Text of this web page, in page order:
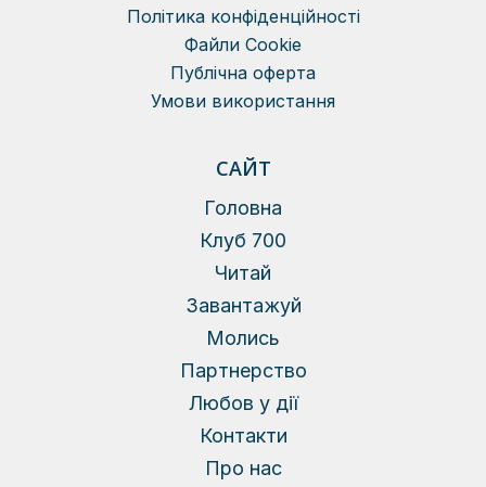
Політика конфіденційності
Файли Сookie
Публічна оферта
Умови використання
САЙТ
Головна
Клуб 700
Читай
Завантажуй
Молись
Партнерство
Любов у дії
Контакти
Про нас